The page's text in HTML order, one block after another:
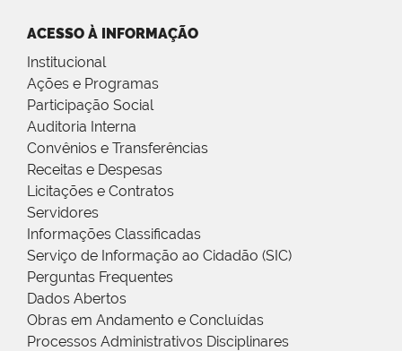
ACESSO À INFORMAÇÃO
Institucional
Ações e Programas
Participação Social
Auditoria Interna
Convênios e Transferências
Receitas e Despesas
Licitações e Contratos
Servidores
Informações Classificadas
Serviço de Informação ao Cidadão (SIC)
Perguntas Frequentes
Dados Abertos
Obras em Andamento e Concluídas
Processos Administrativos Disciplinares